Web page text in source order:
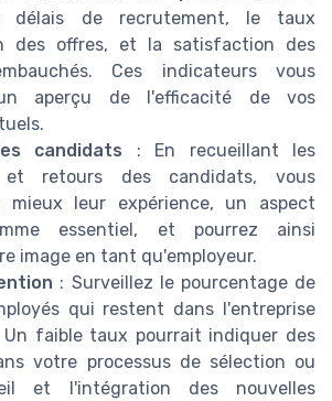
délais de recrutement, le taux
des offres, et la satisfaction des
Ces indicateurs vous
aperçu de l'efficacité de vos
candidats : En recueillant les
et retours des candidats, vous
mieux leur expérience, un aspect
essentiel, et pourrez ainsi
image en tant qu'employeur.
: Surveillez le pourcentage de
qui restent dans l'entreprise
Un faible taux pourrait indiquer des
votre processus de sélection ou
et l'intégration des nouvelles